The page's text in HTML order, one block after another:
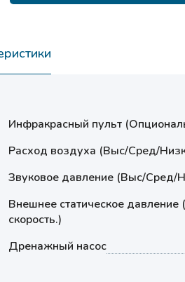
Инфракрасный пульт
Расход воздуха (Выс/Сред/
Звуковое давление (Выс/Сред/
Внешнее статическое
скорость.)
Дренажный насос